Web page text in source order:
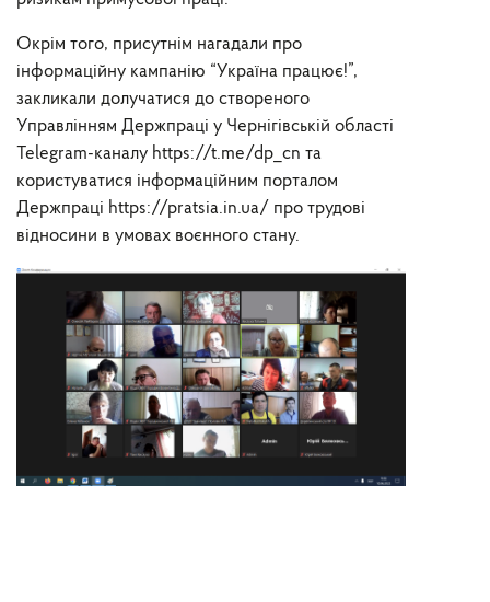
Окрім того, присутнім нагадали про
інформаційну кампанію “Україна працює!”,
закликали долучатися до створеного
Управлінням Держпраці у Чернігівській області
Telegram-каналу https://t.me/dp_cn та
користуватися інформаційним порталом
Держпраці https://pratsia.in.ua/ про трудові
відносини в умовах воєнного стану.